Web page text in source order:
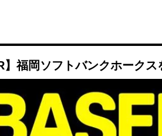
】福岡ソフトバンクホーク